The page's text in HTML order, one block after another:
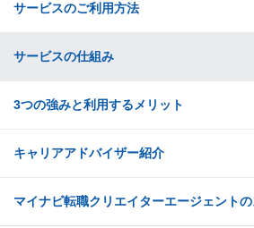
サービスのご利用方法
サービスの仕組み
3つの強みと利用するメリット
キャリアアドバイザー紹介
マイナビ転職クリエイターエージェント